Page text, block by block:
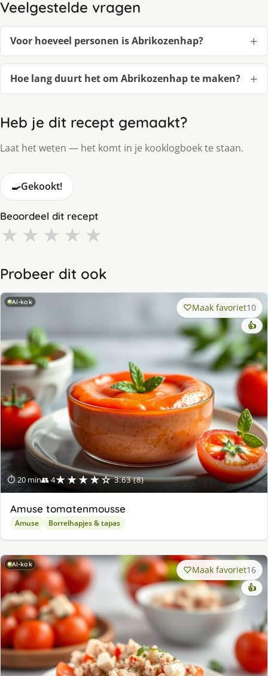
Veelgestelde vragen
Voor hoeveel personen is Abrikozenhap?
Hoe lang duurt het om Abrikozenhap te maken?
Heb je dit recept gemaakt?
Laat het weten — het komt in je kooklogboek te staan.
🍳Gekookt!
Beoordeel dit recept
★ ★ ★ ★ ★
Probeer dit ook
AI-kok
⏱ 20 min👥 4★★★★☆ 3.63 (8)
Maak favoriet10
👍
Amuse tomatenmousse
Amuse Borrelhapjes & tapas
AI-kok Maak favoriet16
👍